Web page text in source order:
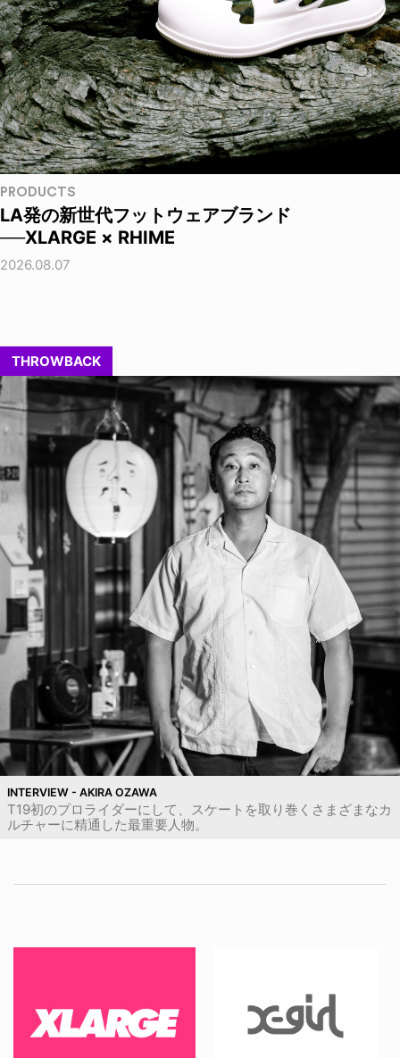
PRODUCTS
LA発の新世代フットウェアブランド
──XLARGE × RHIME
2026.08.07
THROWBACK
INTERVIEW - AKIRA OZAWA
T19初のプロライダーにして、スケートを取り巻くさまざまなカ
ルチャーに精通した最重要人物。